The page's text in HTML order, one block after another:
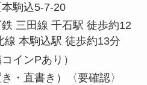
駒込5-7-20
三田線 千石駅 徒歩約12
線 本駒込駅 徒歩約13分
インPあり）
・直書き）〈要確認〉